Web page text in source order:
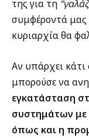
της για τη
συμφέροντά μας
κυριαρχία θα
Αν υπάρχει
μπορούσε να
εγκατάσταση
συστημάτων με
όπως και η